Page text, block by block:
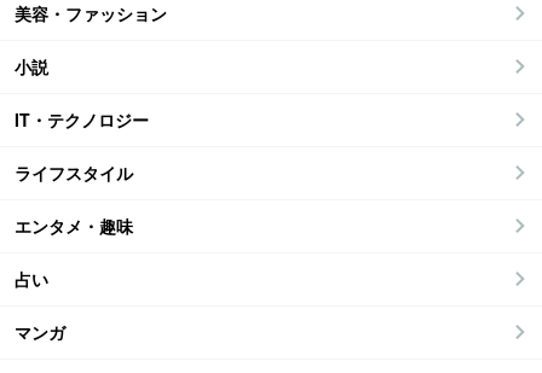
美容・ファッション
小説
IT・テクノロジー
ライフスタイル
エンタメ・趣味
占い
マンガ